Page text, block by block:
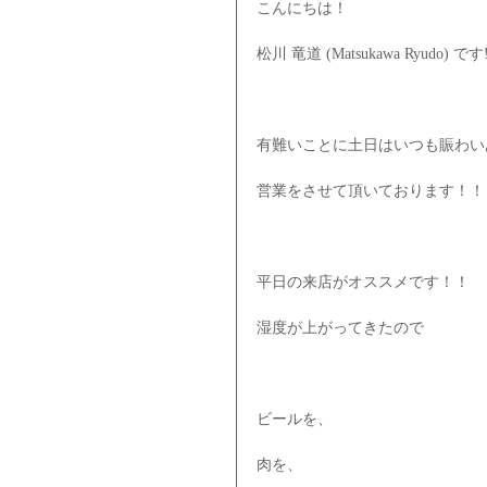
こんにちは！
松川 竜道 (Matsukawa Ryudo) で
有難いことに土日はいつも賑わ
営業をさせて頂いております！！
平日の来店がオススメです！！
湿度が上がってきたので
ビールを、
肉を、